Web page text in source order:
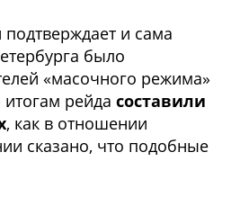
и сама
было
«масочного режима»
рейда составили
, как в отношении
сказано, что подобные